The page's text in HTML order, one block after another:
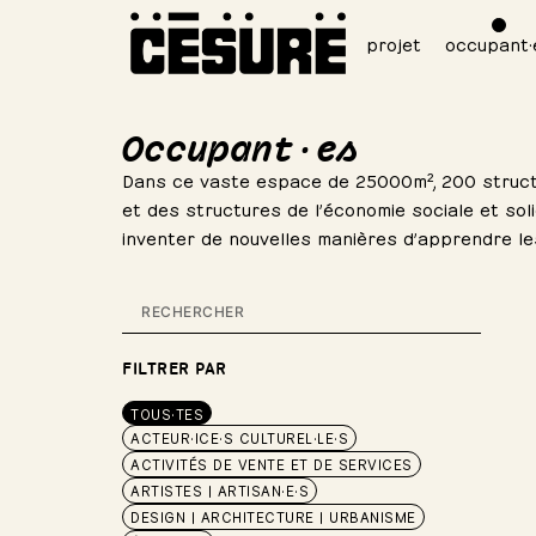
projet
Occupant·es
Dans ce vaste espace de 25000m², 200
et des structures de l’économie sociale et
inventer de nouvelles manières d’apprendre
FILTRER PAR
TOUS·TES
ACTEUR·ICE·S CULTUREL·LE·S
ACTIVITÉS DE VENTE ET DE SERVICES
ARTISTES | ARTISAN·E·S
DESIGN | ARCHITECTURE | URBANISME